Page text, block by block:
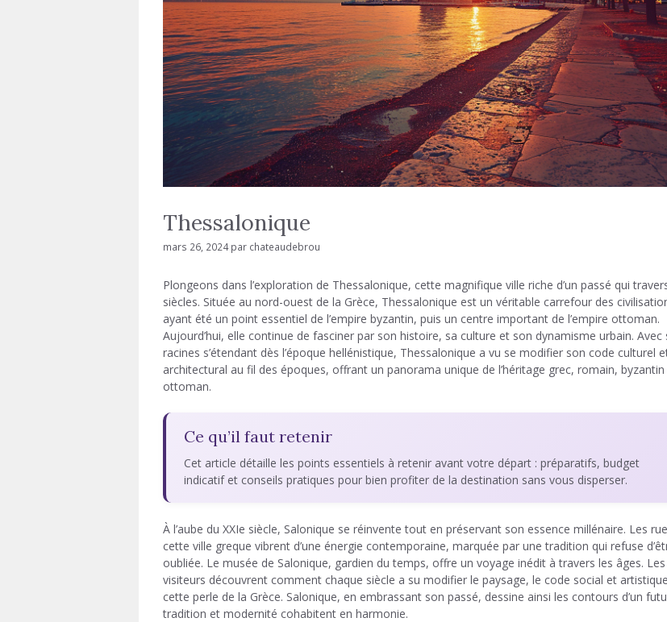
Thessalonique
mars 26, 2024 par chateaudebrou
Plongeons dans l’exploration de Thessalonique, cette magnifique ville riche d’un passé qui
siècles. Située au nord-ouest de la Grèce, Thessalonique est un véritable carrefour des
ayant été un point essentiel de l’empire byzantin, puis un centre important de l’empire ottoman.
Aujourd’hui, elle continue de fasciner par son histoire, sa culture et son dynamisme urbain. Avec
racines s’étendant dès l’époque hellénistique, Thessalonique a vu se modifier son code culturel
architectural au fil des époques, offrant un panorama unique de l’héritage grec, romain,
ottoman.
Ce qu’il faut retenir
Cet article détaille les points essentiels à retenir avant votre départ : préparatifs, budget
indicatif et conseils pratiques pour bien profiter de la destination sans vous disperser.
À l’aube du XXIe siècle, Salonique se réinvente tout en préservant son essence millénaire. Les
cette ville greque vibrent d’une énergie contemporaine, marquée par une tradition qui refuse
oubliée. Le musée de Salonique, gardien du temps, offre un voyage inédit à travers les âges. Les
visiteurs découvrent comment chaque siècle a su modifier le paysage, le code social et
cette perle de la Grèce. Salonique, en embrassant son passé, dessine ainsi les contours d’un
tradition et modernité cohabitent en harmonie.